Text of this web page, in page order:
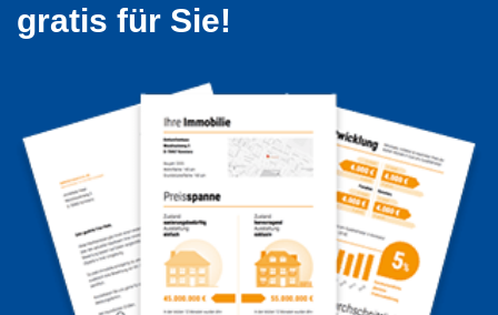
gratis für Sie!